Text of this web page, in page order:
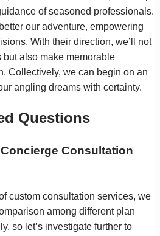
of seasoned professionals.
our adventure, empowering
With their direction, we’ll not
also make memorable
Collectively, we can begin on an
angling dreams with certainty.
Questions
Consultation
custom consultation services, we
among different plan
so let’s investigate further to